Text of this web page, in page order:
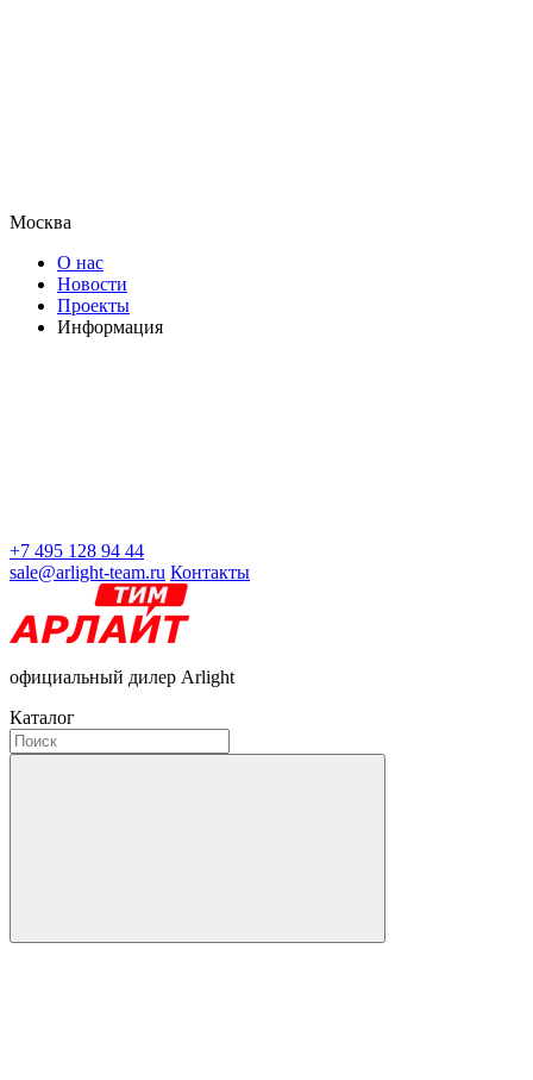
Москва
О нас
Новости
Проекты
Информация
+7 495 128 94 44
sale@arlight-team.ru Контакты
официальный дилер Arlight
Каталог